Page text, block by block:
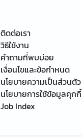
ติดต่อเรา
วิธีใช้งาน
คำถามที่พบบ่อย
เงื่อนไขและข้อกำหนด
นโยบายความเป็นส่วนตัว
นโยบายการใช้ข้อมูลคุกกี้
Job Index